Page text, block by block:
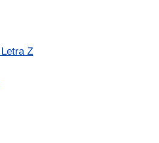
Z